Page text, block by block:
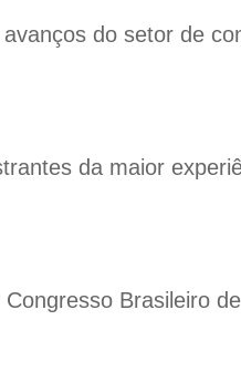
do setor de
da maior
Brasileiro